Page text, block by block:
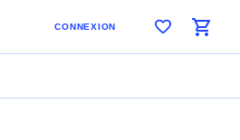
CONNEXION